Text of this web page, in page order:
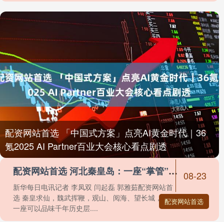
配资网站首选 「中国式方案」点亮AI黄金时代｜36
氪2025 AI Partner百业大会核心看点剧透
配资网站首选 河北秦皇岛：一座“掌管”浪漫和治愈的城市
新华每日电讯记者 李凤双 闫起磊 郭雅茹配资网站首
选 秦皇求仙，魏武挥鞭，观山、阅海、望长城，这是
一座可以品味千年历史层....
08-23
配资网站首选